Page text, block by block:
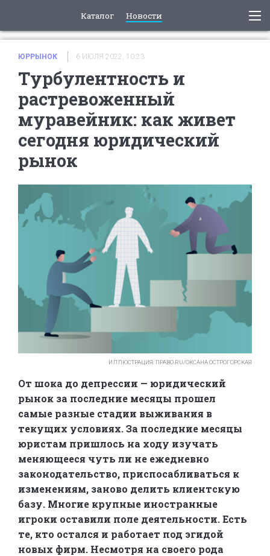
Каталог Новости
ЮРРЫНОК 6 ИЮЛЯ 2022, 10:23
Турбулентность и
растревоженный
муравейник: как живет
сегодня юридический
рынок
ИЛЛЮСТРАЦИЯ: ПРАВО.RU/ОКСАНА ОСТРОГОРСКАЯ
От шока до депрессии — юридический
рынок за последние месяцы прошел
самые разные стадии выживания в
текущих условиях. За последние месяцы
юристам пришлось на ходу изучать
меняющееся чуть ли не ежедневно
законодательство, приспосабливаться к
изменениям, заново делить клиентскую
базу. Многие крупные иностранные
игроки оставили поле деятельности. Есть
те, кто остался и работает под эгидой
новых фирм. Несмотря на своего рода